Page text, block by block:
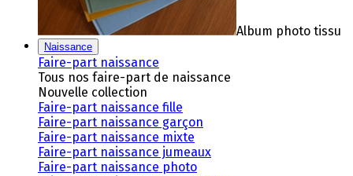
Album photo tissu
Naissance
Faire-part naissance
Tous nos faire-part de naissance
Nouvelle collection
Faire-part naissance fille
Faire-part naissance garçon
Faire-part naissance mixte
Faire-part naissance jumeaux
Faire-part naissance photo